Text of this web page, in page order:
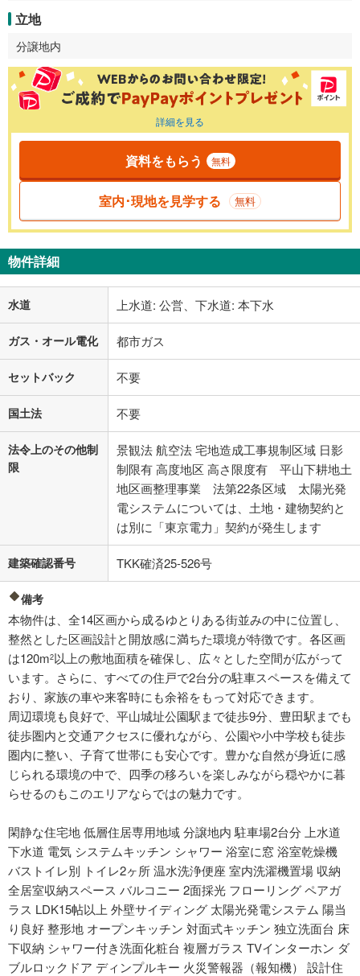
立地
分譲地内
詳細を見る
資料をもらう 無料
室内･現地を見学する 無料
物件詳細
水道 上水道: 公営、下水道: 本下水
ガス・オール電化 都市ガス
セットバック 不要
国土法 不要
法令上のその他制
限
景観法 航空法 宅地造成工事規制区域 日影
制限有 高度地区 高さ限度有 平山下耕地土
地区画整理事業 法第22条区域 太陽光発
電システムについては、土地・建物契約と
は別に「東京電力」契約が発生します
建築確認番号 TKK確済25-526号
備考
本物件は、全14区画から成るゆとりある街並みの中に位置し、
整然とした区画設計と開放感に満ちた環境が特徴です。各区画
は120m2以上の敷地面積を確保し、広々とした空間が広がって
います。さらに、すべての住戸で2台分の駐車スペースを備えて
おり、家族の車や来客時にも余裕をもって対応できます。
周辺環境も良好で、平山城址公園駅まで徒歩9分、豊田駅までも
徒歩圏内と交通アクセスに優れながら、公園や小中学校も徒歩
圏内に整い、子育て世帯にも安心です。豊かな自然が身近に感
じられる環境の中で、四季の移ろいを楽しみながら穏やかに暮
らせるのもこのエリアならではの魅力です。
閑静な住宅地 低層住居専用地域 分譲地内 駐車場2台分 上水道
下水道 電気 システムキッチン シャワー 浴室に窓 浴室乾燥機
バストイレ別 トイレ2ヶ所 温水洗浄便座 室内洗濯機置場 収納
全居室収納スペース バルコニー 2面採光 フローリング ペアガ
ラス LDK15帖以上 外壁サイディング 太陽光発電システム 陽当
り良好 整形地 オープンキッチン 対面式キッチン 独立洗面台 床
下収納 シャワー付き洗面化粧台 複層ガラス TVインターホン ダ
ブルロックドア ディンプルキー 火災警報器（報知機） 設計住